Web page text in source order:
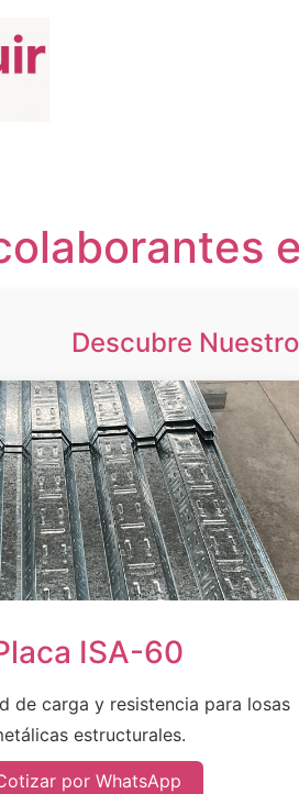
Descubre
ISA-60
de carga y resistencia para losas
estructurales.
por WhatsApp